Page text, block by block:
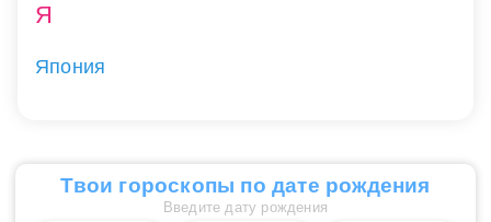
Я
Япония
Твои гороскопы по дате рождения
Введите дату рождения